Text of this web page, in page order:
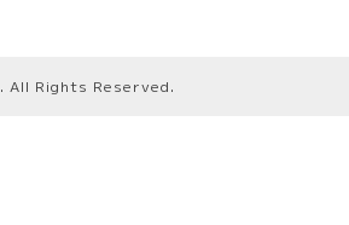
. All Rights Reserved.